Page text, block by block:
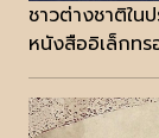
ชาวต่างชาติใน
หนังสืออิเล็กท